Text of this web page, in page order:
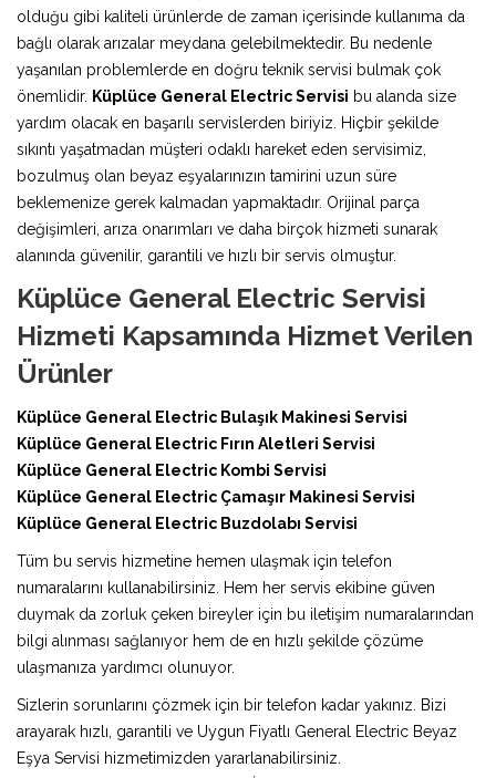
olduğu gibi kaliteli ürünlerde de zaman içerisinde kullanıma da
bağlı olarak arızalar meydana gelebilmektedir. Bu nedenle
yaşanılan problemlerde en doğru teknik servisi bulmak çok
önemlidir. Küplüce General Electric Servisi bu alanda size
yardım olacak en başarılı servislerden biriyiz. Hiçbir şekilde
sıkıntı yaşatmadan müşteri odaklı hareket eden servisimiz,
bozulmuş olan beyaz eşyalarınızın tamirini uzun süre
beklemenize gerek kalmadan yapmaktadır. Orijinal parça
değişimleri, arıza onarımları ve daha birçok hizmeti sunarak
alanında güvenilir, garantili ve hızlı bir servis olmuştur.
Küplüce General Electric Servisi
Hizmeti Kapsamında Hizmet Verilen
Ürünler
Küplüce General Electric Bulaşık Makinesi Servisi
Küplüce General Electric Fırın Aletleri Servisi
Küplüce General Electric Kombi Servisi
Küplüce General Electric Çamaşır Makinesi Servisi
Küplüce General Electric Buzdolabı Servisi
Tüm bu servis hizmetine hemen ulaşmak için telefon
numaralarını kullanabilirsiniz. Hem her servis ekibine güven
duymak da zorluk çeken bireyler için bu iletişim numaralarından
bilgi alınması sağlanıyor hem de en hızlı şekilde çözüme
ulaşmanıza yardımcı olunuyor.
Sizlerin sorunlarını çözmek için bir telefon kadar yakınız. Bizi
arayarak hızlı, garantili ve Uygun Fiyatlı General Electric Beyaz
Eşya Servisi hizmetimizden yararlanabilirsiniz.